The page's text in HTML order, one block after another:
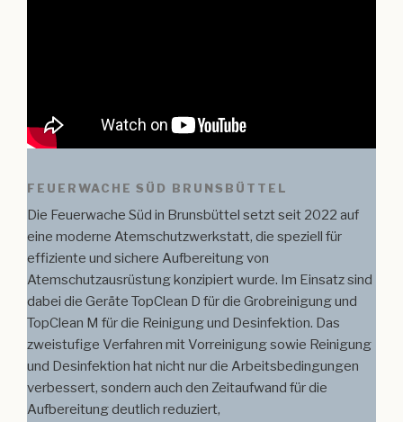
FEUERWACHE SÜD BRUNSBÜTTEL
Die Feuerwache Süd in Brunsbüttel setzt seit 2022 auf
eine moderne Atemschutzwerkstatt, die speziell für
effiziente und sichere Aufbereitung von
Atemschutzausrüstung konzipiert wurde. Im Einsatz sind
dabei die Geräte TopClean D für die Grobreinigung und
TopClean M für die Reinigung und Desinfektion. Das
zweistufige Verfahren mit Vorreinigung sowie Reinigung
und Desinfektion hat nicht nur die Arbeitsbedingungen
verbessert, sondern auch den Zeitaufwand für die
Aufbereitung deutlich reduziert,